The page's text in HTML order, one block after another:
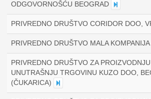
ODGOVORNOŠĆU BEOGRAD
PRIVREDNO DRUŠTVO CORIDOR DOO,
PRIVREDNO DRUŠTVO MALA
PRIVREDNO DRUŠTVO ZA
UNUTRAŠNJU TRGOVINU KUZO DOO,
(ČUKARICA)